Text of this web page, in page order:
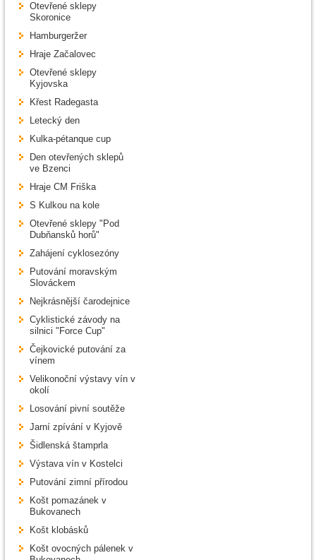
Otevřené sklepy
Skoronice
Hamburgeržer
Hraje Začalovec
Otevřené sklepy
Kyjovska
Křest Radegasta
Letecký den
Kulka-pétanque cup
Den otevřených sklepů
ve Bzenci
Hraje CM Friška
S Kulkou na kole
Otevřené sklepy "Pod
Dubňansků horů"
Zahájení cyklosezóny
Putování moravským
Slováckem
Nejkrásnější čarodejnice
Cyklistické závody na
silnici "Force Cup"
Čejkovické putování za
vínem
Velikonoční výstavy vín v
okolí
Losování pivní soutěže
Jarní zpívání v Kyjově
Šidlenská štamprla
Výstava vín v Kostelci
Putování zimní přírodou
Košt pomazánek v
Bukovanech
Košt klobásků
Košt ovocných pálenek v